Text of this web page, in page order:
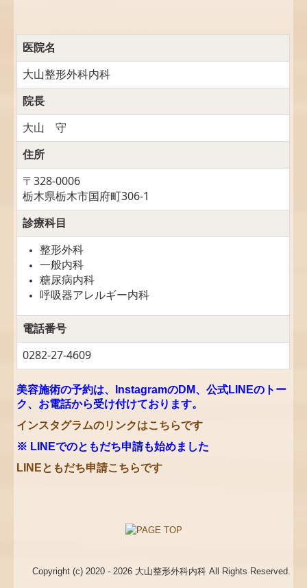
医院名
大山整形外科内科
院長
大山 守
住所
〒328-0006
栃木県栃木市国府町306-1
診療科目
整形外科
一般内科
糖尿病内科
呼吸器アレルギー内科
電話番号
0282-27-4609
美容施術の予約は、InstagramのDM、公式LINEのトー
ク、お電話から受け付けております。
インスタグラムのリンクはこちらです
※ LINEでのともだち申請も始めました
LINEともだち申請こちらです
Copyright (c) 2020 - 2026 大山整形外科内科 All Rights Reserved.